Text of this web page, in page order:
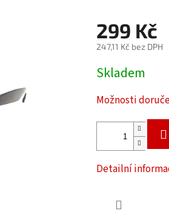
299 Kč
247,11 Kč bez DPH
Měrná
cena:
Skladem
Možnosti
Detailní